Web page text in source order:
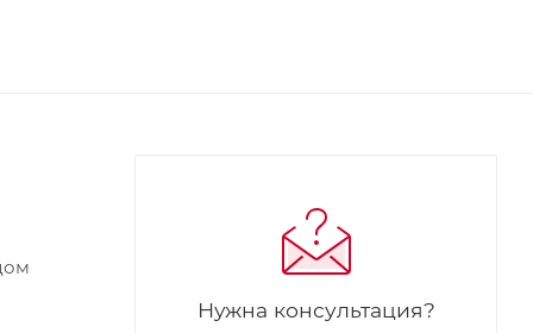
Нужна консультация?